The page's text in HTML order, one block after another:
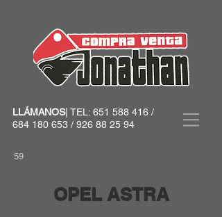
LLÁMANOS| TEL: 651 588 416 /
684 180 653 / 926 88 25 94
59
OPEL ASTRA